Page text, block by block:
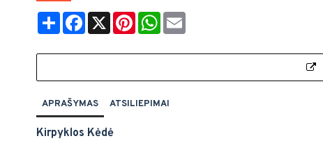
Share Facebook
X PinterestWhatsApp
APRAŠYMAS ATSILIEPIMAI
Kirpyklos Kėdė